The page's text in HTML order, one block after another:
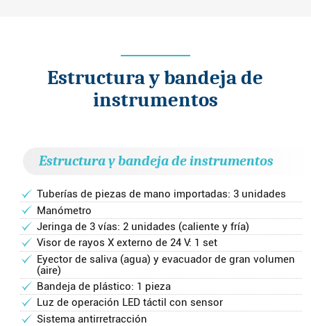
Estructura y bandeja de
instrumentos
Estructura y bandeja de instrumentos
Tuberías de piezas de mano importadas: 3 unidades
Manómetro
Jeringa de 3 vías: 2 unidades (caliente y fría)
Visor de rayos X externo de 24 V: 1 set
Eyector de saliva (agua) y evacuador de gran volumen
(aire)
Bandeja de plástico: 1 pieza
Luz de operación LED táctil con sensor
Sistema antirretracción